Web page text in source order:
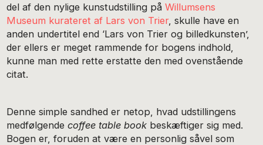
del af den nylige kunstudstilling påWillumsens
Museum kurateret af Lars von Trier, skulle have en
anden undertitel end ‘Lars von Trier og billedkunsten’,
der ellers er meget rammende for bogens indhold,
kunne man med rette erstatte den med ovenstående
citat.
Denne simple sandhed er netop, hvad udstillingens
medfølgendecoffee table book beskæftiger sig med.
Bogen er, foruden at være en personlig såvel som